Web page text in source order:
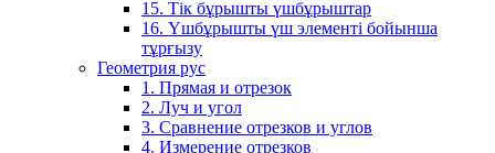
15. Тік бұрышты үшбұрыштар
16. Үшбұрышты үш элементі бойынша
тұрғызу
Геометрия рус
1. Прямая и отрезок
2. Луч и угол
3. Сравнение отрезков и углов
4. Измерение отрезков